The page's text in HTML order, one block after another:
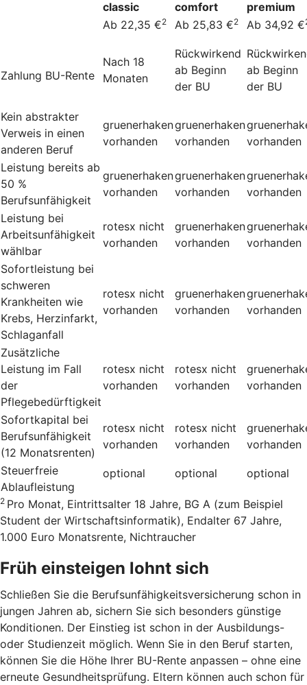
classic comfort
premium
Ab 22,35 €2 Ab 25,83 €2 Ab 34,92 €
Zahlung BU-Rente
Nach 18
Monaten
Rückwirkend
ab Beginn
der BU
ab Beginn
der BU
Kein abstrakter
Verweis in einen
anderen Beruf
gruenerhaken
vorhanden
gruenerhaken
vorhanden
vorhanden
Leistung bereits ab
50 %
Berufsunfähigkeit
gruenerhaken
vorhanden
gruenerhaken
vorhanden
vorhanden
Leistung bei
Arbeitsunfähigkeit
wählbar
rotesx nicht
vorhanden
gruenerhaken
vorhanden
vorhanden
Sofortleistung bei
schweren
Krankheiten wie
Krebs, Herzinfarkt,
Schlaganfall
rotesx nicht
vorhanden
gruenerhaken
vorhanden
vorhanden
Zusätzliche
Leistung im Fall
der
Pflegebedürftigkeit
rotesx nicht
vorhanden
rotesx nicht
vorhanden
vorhanden
Sofortkapital bei
Berufsunfähigkeit
(12 Monatsrenten)
rotesx nicht
vorhanden
rotesx nicht
vorhanden
vorhanden
Steuerfreie
Ablaufleistung
optional optional optional
2 Pro Monat, Eintrittsalter 18 Jahre, BG A (zum Beispiel
Student der Wirtschaftsinformatik), Endalter 67 Jahre,
1.000 Euro Monatsrente, Nichtraucher
Früh einsteigen lohnt sich
Schließen Sie die Berufsunfähigkeitsversicherung schon in
jungen Jahren ab, sichern Sie sich besonders günstige
Konditionen. Der Einstieg ist schon in der Ausbildungs-
oder Studienzeit möglich. Wenn Sie in den Beruf starten,
können Sie die Höhe Ihrer BU-Rente anpassen – ohne eine
erneute Gesundheitsprüfung. Eltern können auch schon für